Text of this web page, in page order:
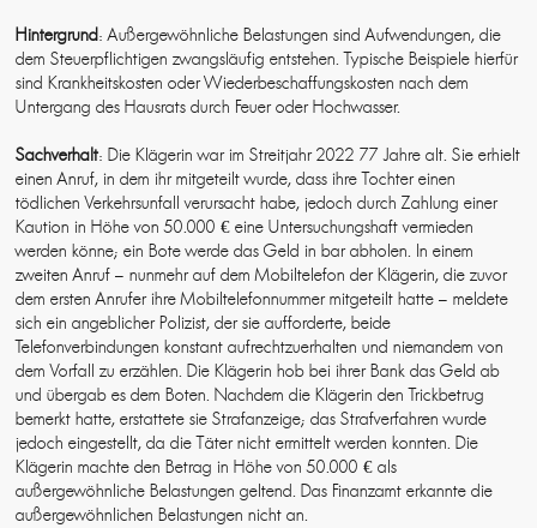
Hintergrund: Außergewöhnliche Belastungen sind Aufwendungen, die
dem Steuerpflichtigen zwangsläufig entstehen. Typische Beispiele hierfür
sind Krankheitskosten oder Wiederbeschaffungskosten nach dem
Untergang des Hausrats durch Feuer oder Hochwasser.
Sachverhalt: Die Klägerin war im Streitjahr 2022 77 Jahre alt. Sie erhielt
einen Anruf, in dem ihr mitgeteilt wurde, dass ihre Tochter einen
tödlichen Verkehrsunfall verursacht habe, jedoch durch Zahlung einer
Kaution in Höhe von 50.000 € eine Untersuchungshaft vermieden
werden könne; ein Bote werde das Geld in bar abholen. In einem
zweiten Anruf – nunmehr auf dem Mobiltelefon der Klägerin, die zuvor
dem ersten Anrufer ihre Mobiltelefonnummer mitgeteilt hatte – meldete
sich ein angeblicher Polizist, der sie aufforderte, beide
Telefonverbindungen konstant aufrechtzuerhalten und niemandem von
dem Vorfall zu erzählen. Die Klägerin hob bei ihrer Bank das Geld ab
und übergab es dem Boten. Nachdem die Klägerin den Trickbetrug
bemerkt hatte, erstattete sie Strafanzeige; das Strafverfahren wurde
jedoch eingestellt, da die Täter nicht ermittelt werden konnten. Die
Klägerin machte den Betrag in Höhe von 50.000 € als
außergewöhnliche Belastungen geltend. Das Finanzamt erkannte die
außergewöhnlichen Belastungen nicht an.